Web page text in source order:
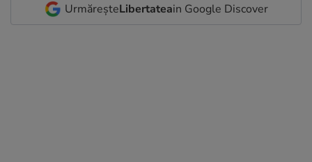
UrmăreșteLibertateain Google Discover